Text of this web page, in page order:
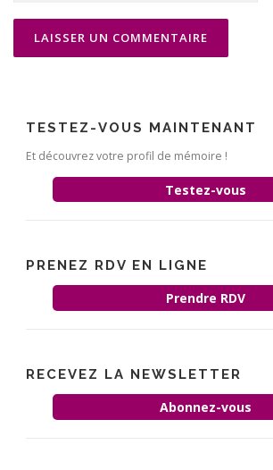
TESTEZ-VOUS MAINTENANT
Et découvrez votre profil de mémoire !
Testez-vous
PRENEZ RDV EN LIGNE
Prendre RDV
RECEVEZ LA NEWSLETTER
Abonnez-vous